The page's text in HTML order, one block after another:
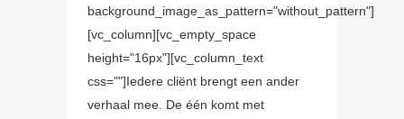
background_image_as_pattern="without_pattern"]
[vc_column][vc_empty_space
height="16px"][vc_column_text
css=""]Iedere cliënt brengt een ander
verhaal mee. De één komt met